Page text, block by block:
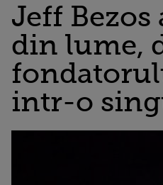
Jeff
din lume,
intr-o